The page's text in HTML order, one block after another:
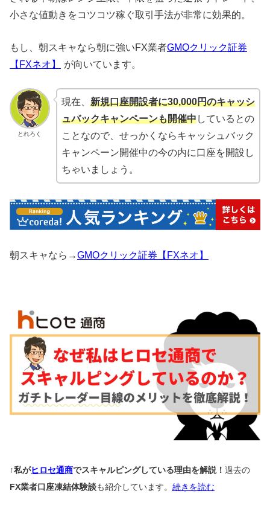
小さな値動きをコツコツ稼ぐ取引手法が非常に効果的。
もし、朝スキャなら朝に強いFX業者GMOクリック証券
【FXネオ】
が向いています。
とれろく
現在、 新規口座開設者に30,000円のキャッシ
ュバックキャンペーンも開催中しているとの
ことなので、せっかくならキャッシュバック
キャンペーン開催中の今の内に口座を開設し
ちゃいましょう。
朝スキャなら→GMOクリック証券【FXネオ】
↑私がヒロセ通商でスキャルピングしている理由を解説！ 過去の
FX業者口座凍結体験談も紹介しています。 続きを読む